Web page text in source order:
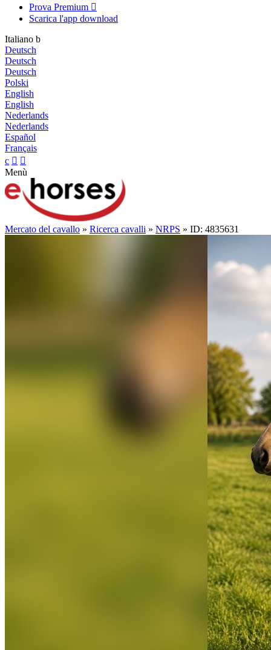
Prova Premium 
Scarica l'app download
Italiano b
Deutsch
Deutsch
Deutsch
Polski
English
English
Nederlands
Nederlands
Español
Français
c  
Menù
Mercato del cavallo » Ricerca cavalli » NRPS » ID: 4835631